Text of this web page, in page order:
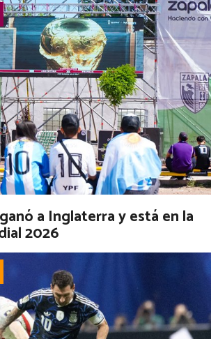
a Inglaterra y está en la
2026